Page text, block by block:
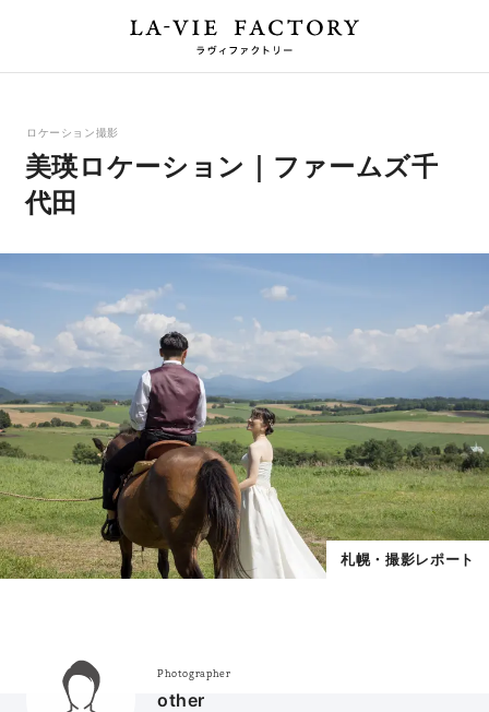
ロケーション撮影
美瑛ロケーション｜ファームズ千
代田
札幌・撮影レポート
Photographer
other